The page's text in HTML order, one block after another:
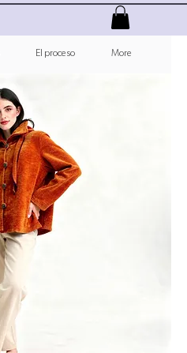
El proceso More